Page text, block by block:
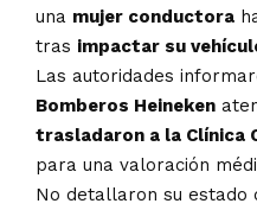
una mujer conductora
tras impactar su
Las autoridades
Bomberos Heineken
trasladaron a la Clínica
para una valoración
No detallaron su estado